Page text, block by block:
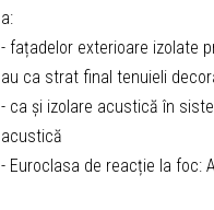
a:
- fațadelor exterioare izolate
au ca strat final tenuieli
- ca și izolare acustică în
acustică
- Euroclasa de reacție la foc: